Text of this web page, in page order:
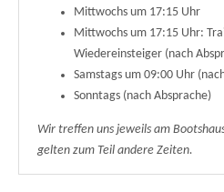
Mittwochs um 17:15 Uhr
Mittwochs um 17:15 Uhr:
Wiedereinsteiger (nach
Samstags um 09:00 Uhr
Sonntags (nach Absprache)
Wir treffen uns jeweils am
gelten zum Teil andere Zeiten.